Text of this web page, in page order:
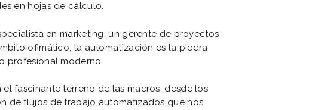
en hojas de cálculo.
en marketing, un gerente de proyectos
ofimático, la automatización es la piedra
profesional moderno.
el fascinante terreno de las macros, desde los
de flujos de trabajo automatizados que nos